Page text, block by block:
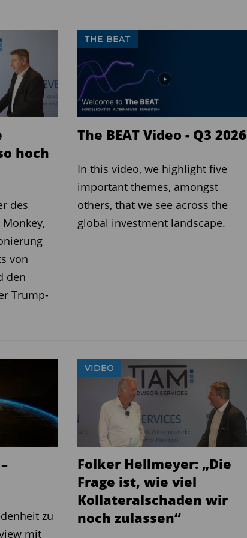
hoch
des
von
den
Trump-
THE BEAT
The BEAT Video - Q3 2026
In this video, we highlight five
important themes, amongst
others, that we see across the
global investment landscape.
zu
mit
VIDEO
Folker Hellmeyer: „Die
Frage ist, wie viel
Kollateralschaden wir
noch zulassen“